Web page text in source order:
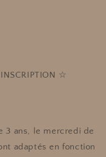
INSCRIPTION ☆
3 ans, le mercredi de
adaptés en fonction